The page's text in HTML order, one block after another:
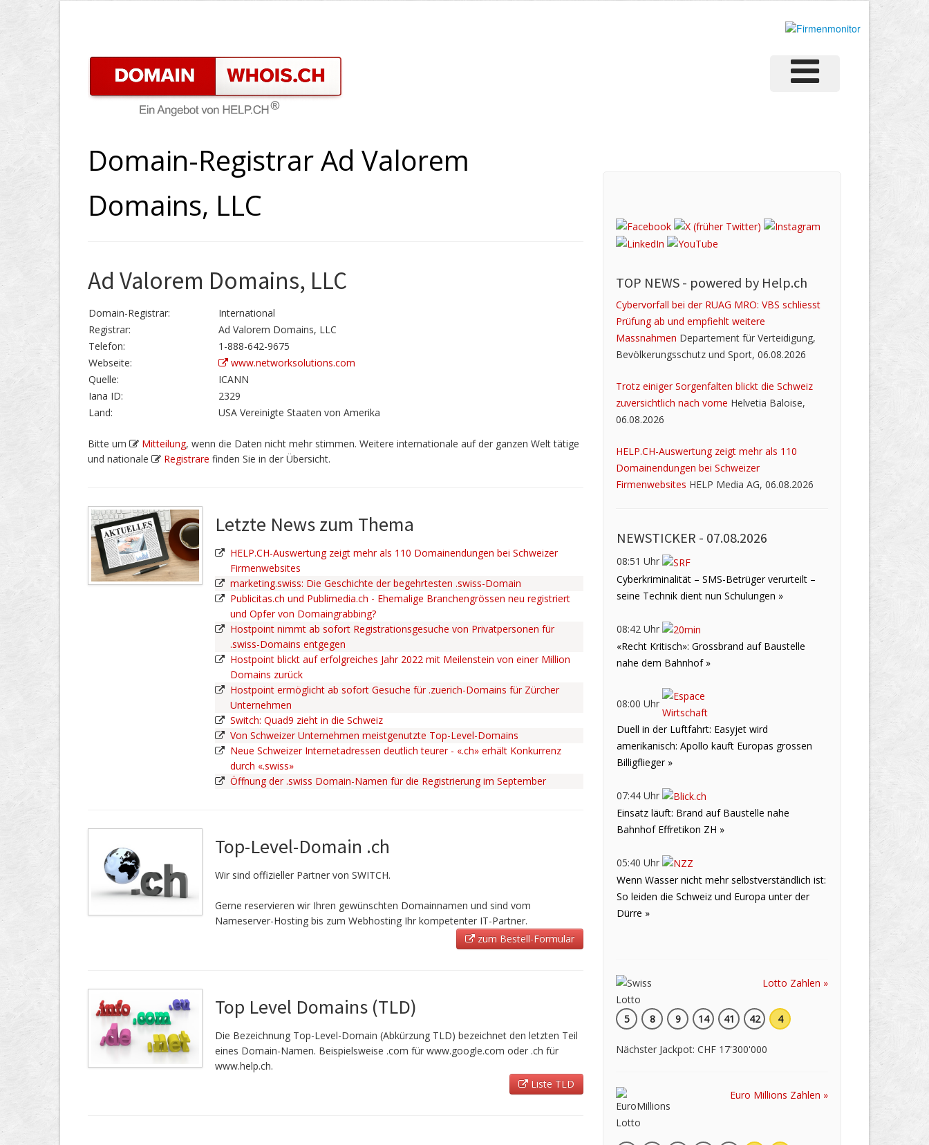
Domain-Registrar Ad Valorem
Domains, LLC
Ad Valorem Domains, LLC
Domain-Registrar:
International
Registrar:
Ad Valorem Domains, LLC
Telefon:
1-888-642-9675
Webseite:
www.networksolutions.com
Quelle:
ICANN
Iana ID:
2329
Land:
USA Vereinigte Staaten von Amerika
Bitte um Mitteilung, wenn die Daten nicht mehr stimmen. Weitere internationale auf der ganzen Welt tätige
und nationale
Registrare finden Sie in der Übersicht.
Letzte News zum Thema
HELP.CH-Auswertung zeigt mehr als 110 Domainendungen bei Schweizer
Firmenwebsites
marketing.swiss: Die Geschichte der begehrtesten .swiss-Domain
Publicitas.ch und Publimedia.ch - Ehemalige Branchengrössen neu registriert
und Opfer von Domaingrabbing?
Hostpoint nimmt ab sofort Registrationsgesuche von Privatpersonen für
.swiss-Domains entgegen
Hostpoint blickt auf erfolgreiches Jahr 2022 mit Meilenstein von einer Million
Domains zurück
Hostpoint ermöglicht ab sofort Gesuche für .zuerich-Domains für Zürcher
Unternehmen
Switch: Quad9 zieht in die Schweiz
Von Schweizer Unternehmen meistgenutzte Top-Level-Domains
Neue Schweizer Internetadressen deutlich teurer - «.ch» erhält Konkurrenz
durch «.swiss»
Öffnung der .swiss Domain-Namen für die Registrierung im September
Top-Level-Domain .ch
Wir sind offizieller Partner von SWITCH.
Gerne reservieren wir Ihren gewünschten Domainnamen und sind vom
Nameserver-Hosting bis zum Webhosting Ihr kompetenter IT-Partner.
zum Bestell-Formular
Top Level Domains (TLD)
Die Bezeichnung Top-Level-Domain (Abkürzung TLD) bezeichnet den letzten Teil
eines Domain-Namen. Beispielsweise .com für www.google.com oder .ch für
www.help.ch.
Liste TLD
TOP NEWS - powered by Help.ch
Cybervorfall bei der RUAG MRO: VBS schliesst
Prüfung ab und empfiehlt weitere
Massnahmen Departement für Verteidigung,
Bevölkerungsschutz und Sport, 06.08.2026
Trotz einiger Sorgenfalten blickt die Schweiz
zuversichtlich nach vorne Helvetia Baloise,
06.08.2026
HELP.CH-Auswertung zeigt mehr als 110
Domainendungen bei Schweizer
Firmenwebsites HELP Media AG, 06.08.2026
NEWSTICKER - 07.08.2026
08:51 Uhr
Cyberkriminalität – SMS-Betrüger verurteilt –
seine Technik dient nun Schulungen »
08:42 Uhr
«Recht Kritisch»: Grossbrand auf Baustelle
nahe dem Bahnhof »
08:00 Uhr
Duell in der Luftfahrt: Easyjet wird
amerikanisch: Apollo kauft Europas grossen
Billigflieger »
07:44 Uhr
Einsatz läuft: Brand auf Baustelle nahe
Bahnhof Effretikon ZH »
05:40 Uhr
Wenn Wasser nicht mehr selbstverständlich ist:
So leiden die Schweiz und Europa unter der
Dürre »
Lotto Zahlen »
5 8 9 14 41 42 4
Nächster Jackpot: CHF 17'300'000
Euro Millions Zahlen »